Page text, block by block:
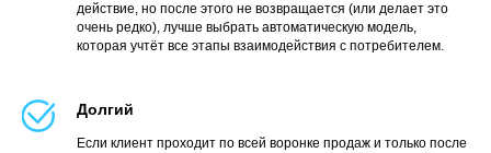
действие, но после этого не возвращается (или делает это
очень редко), лучше выбрать автоматическую модель,
которая учтёт все этапы взаимодействия с потребителем.
Долгий
Если клиент проходит по всей воронке продаж и только после